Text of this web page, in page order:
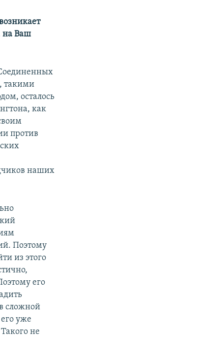
на Ваш
такими
осталось
как
против
наших
Поэтому
из этого
его
сложной
уже
не